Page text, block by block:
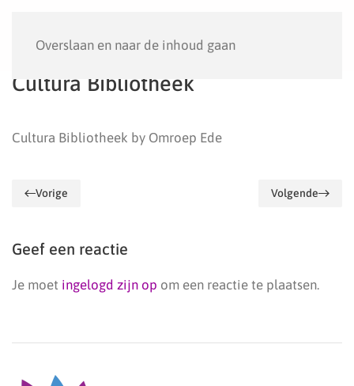
Overslaan en naar de inhoud gaan
Cultura Bibliotheek
Cultura Bibliotheek by Omroep Ede
Vorige Volgende
Geef een reactie
Je moet ingelogd zijn op om een reactie te plaatsen.